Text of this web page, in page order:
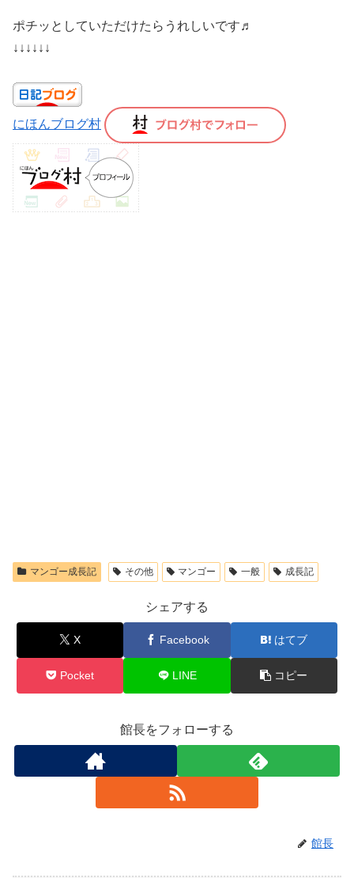
ポチッとしていただけたらうれしいです♬
↓↓↓↓↓↓
にほんブログ村
マンゴー成長記 その他 マンゴー 一般 成長記
シェアする
X Facebook はてブ
Pocket LINE コピー
館長をフォローする
館長